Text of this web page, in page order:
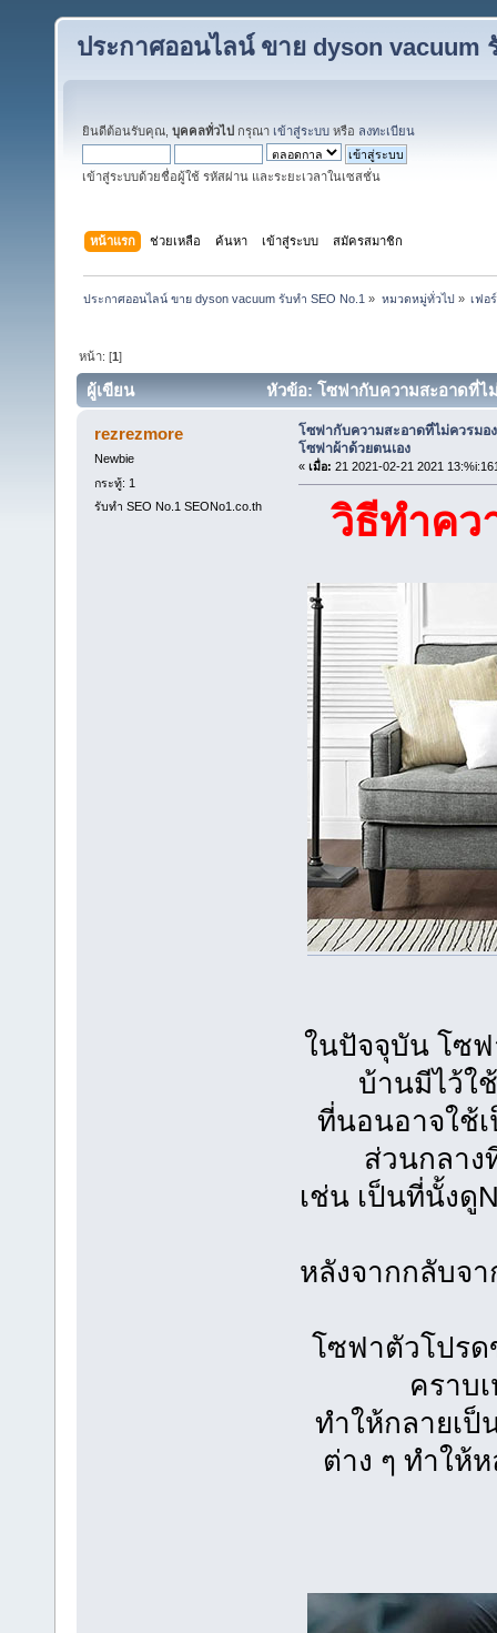
ประกาศออนไลน์ ขาย dyson vacuum
ยินดีต้อนรับคุณ, บุคคลทั่วไป กรุณา เข้าสู่ระบบ หรือ ลงทะเบียน
เข้าสู่ระบบด้วยชื่อผู้ใช้ รหัสผ่าน และระยะเวลาในเซสชั่น
หน้าแรก ช่วยเหลือ ค้นหา เข้าสู่ระบบ สมัครสมาชิก
ประกาศออนไลน์ ขาย dyson vacuum รับทำ SEO No.1 » หมวดหมู่ทั่วไป» เฟอ
หน้า: [1]
ผู้เขียน หัวข้อ: โซฟากับความสะอาดที่ไ
rezrezmore
Newbie
กระทู้: 1
รับทำ SEO No.1 SEONo1.co.th
โซฟากับความสะอาดที่ไม่ควรมอ
โซฟาผ้าด้วยตนเอง
« เมื่อ: 21 2021-02-21 2021
วิธีทำคว
ในปัจจุบัน โซฟ
บ้านมีไว้ใ
ที่นอนอาจใช้
ส่วนกลาง
เช่น เป็นที่นั้งดู
หลังจากกลับจา
โซฟาตัวโปร
คราบ
ทำให้กลายเป็
ต่าง ๆ ทำให้